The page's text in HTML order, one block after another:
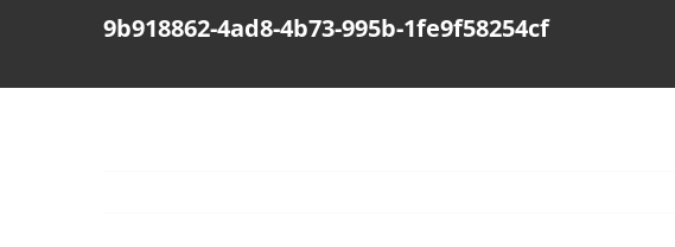
9b918862-4ad8-4b73-995b-1fe9f58254cf